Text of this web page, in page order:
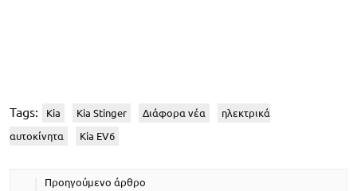
Tags: Kia Kia Stinger Διάφορα νέα ηλεκτρικά
αυτοκίνητα Kia EV6